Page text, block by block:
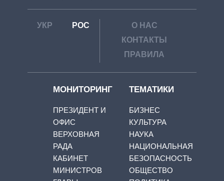
УКР РОС
О НАС
КОНТАКТЫ
ПРАВИЛА
МОНИТОРИНГ
ПРЕЗИДЕНТ И
ОФИС
ВЕРХОВНАЯ
РАДА
КАБИНЕТ
МИНИСТРОВ
ТЕМАТИКИ
БИЗНЕС
КУЛЬТУРА
НАУКА
НАЦИОНАЛЬНАЯ
БЕЗОПАСНОСТЬ
ОБЩЕСТВО